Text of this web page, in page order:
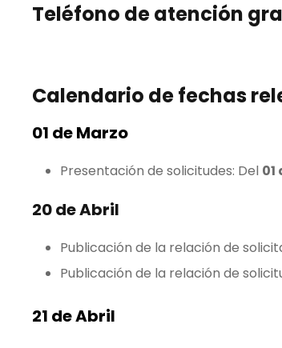
Teléfono de atención
Calendario de fechas
01 de Marzo
Presentación de solicitudes: Del 01
20 de Abril
Publicación de la relación de
Publicación de la relación de
21 de Abril